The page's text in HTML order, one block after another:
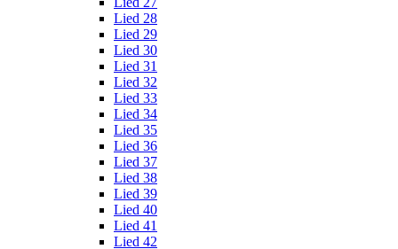
Lied 28
Lied 29
Lied 30
Lied 31
Lied 32
Lied 33
Lied 34
Lied 35
Lied 36
Lied 37
Lied 38
Lied 39
Lied 40
Lied 41
Lied 42